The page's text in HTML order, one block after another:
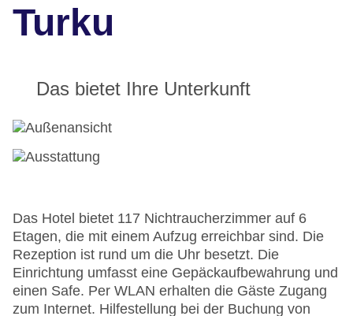
Turku
Das bietet Ihre Unterkunft
Das Hotel bietet 117 Nichtraucherzimmer auf 6
Etagen, die mit einem Aufzug erreichbar sind. Die
Rezeption ist rund um die Uhr besetzt. Die
Einrichtung umfasst eine Gepäckaufbewahrung und
einen Safe. Per WLAN erhalten die Gäste Zugang
zum Internet. Hilfestellung bei der Buchung von